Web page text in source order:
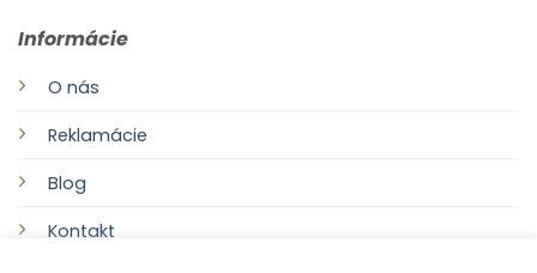
Informácie
O nás
Reklamácie
Blog
Kontakt